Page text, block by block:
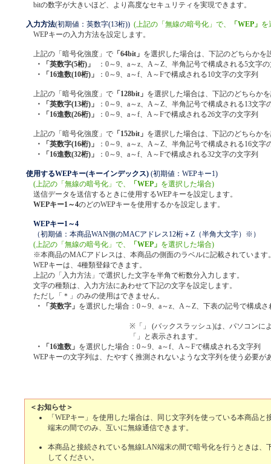
bitの数字が大きいほど、より高度なセキュリティを実現できます。
入力方法(初期値：英数字(13桁)) (上記の「無線の暗号化」で、 「WEP」 を
WEPキーの入力方法を設定します。
上記の「暗号化強度」で 「64bit」 を選択した場合は、下記のどちらかを
・「英数字(5桁)」
：0～9、a～z、A～Z、半角記号で構成される5文字
・「16進数(10桁)」
：0～9、a～f、A～Fで構成される10文字の文字列
上記の「暗号化強度」で 「128bit」 を選択した場合は、下記のどちらか
・「英数字(13桁)」
：0～9、a～z、A～Z、半角記号で構成される13文字
・「16進数(26桁)」
：0～9、a～f、A～Fで構成される26文字の文字列
上記の「暗号化強度」で 「152bit」 を選択した場合は、下記のどちらか
・「英数字(16桁)」
：0～9、a～z、A～Z、半角記号で構成される16文字
・「16進数(32桁)」
：0～9、a～f、A～Fで構成される32文字の文字列
使用するWEPキー(キーインデックス) (初期値：WEPキー1)
(上記の「無線の暗号化」で、
「WEP」 を選択した場合)
送信データを送信するときに使用するWEPキーを設定します。
WEPキー1～4のどのWEPキーを使用するかを設定します。
WEPキー1～4
（初期値：本商品WAN側のMACアドレス12桁＋Z（半角大文字）※）
(上記の「無線の暗号化」で、
「WEP」 を選択した場合)
※本商品のMACアドレスは、本商品の側面のラベルに記載されています
WEPキーは、4種類登録できます。
上記の「入力方法」で選択した文字を半角で桁数分入力します。
文字の種類は、入力方法にあわせて下記の文字を設定します。
ただし「＊」のみの使用はできません。
・「英数字」 を選択した場合 ：0～9、a～z、A～Z、下表の記号で構成
※「 」 (バックスラッシュ)は、パソコンに
「 」と表示されます。
・「16進数」 を選択した場合 ：0～9、a～f、A～Fで構成される文字列
WEPキーの文字列は、たやすく推測されないような文字列を使う必要が
＜お知らせ＞
「WEPキー」を使用した場合は、同じ文字列を使っている本商品
端末の間でのみ、互いに無線通信できます。
本商品と接続されている無線LAN端末の間で暗号化を行うときは、
してください。